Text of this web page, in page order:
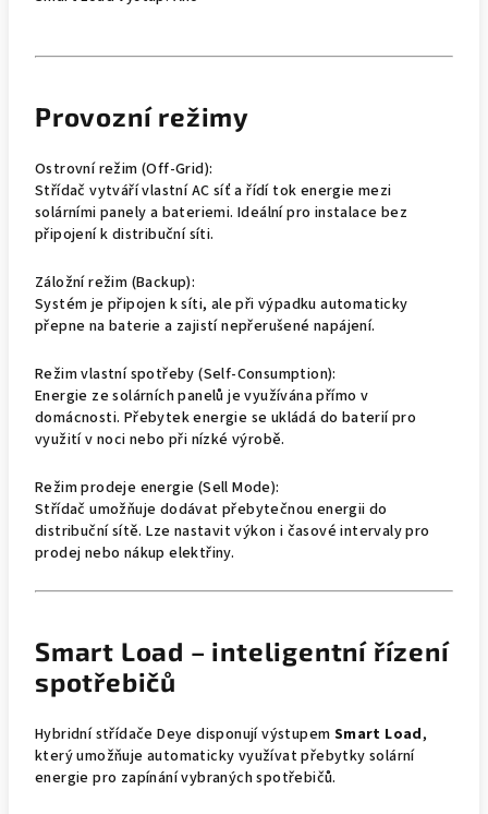
Provozní režimy
Ostrovní režim (Off-Grid):
Střídač vytváří vlastní AC síť a řídí tok energie mezi
solárními panely a bateriemi. Ideální pro instalace bez
připojení k distribuční síti.
Záložní režim (Backup):
Systém je připojen k síti, ale při výpadku automaticky
přepne na baterie a zajistí nepřerušené napájení.
Režim vlastní spotřeby (Self-Consumption):
Energie ze solárních panelů je využívána přímo v
domácnosti. Přebytek energie se ukládá do baterií pro
využití v noci nebo při nízké výrobě.
Režim prodeje energie (Sell Mode):
Střídač umožňuje dodávat přebytečnou energii do
distribuční sítě. Lze nastavit výkon i časové intervaly pro
prodej nebo nákup elektřiny.
Smart Load – inteligentní řízení
spotřebičů
Hybridní střídače Deye disponují výstupem Smart Load,
který umožňuje automaticky využívat přebytky solární
energie pro zapínání vybraných spotřebičů.